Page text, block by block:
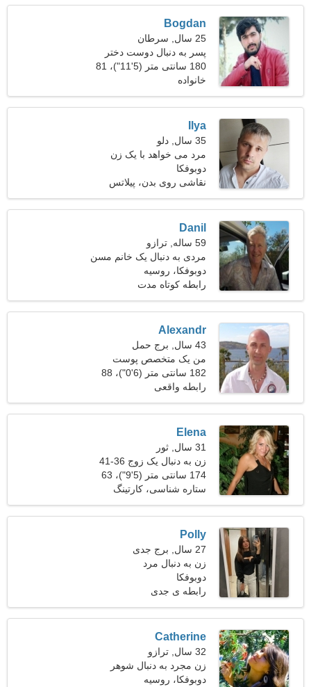
Bogdan
25 سال, سرطان
پسر به دنبال دوست دختر
است
180 سانتی متر (5'11")، 81
کیلوگرم (178 پوند)
خانواده
Ilya
35 سال, دلو
مرد می خواهد با یک زن
ملاقات کند 27-33
دوبوفکا
نقاشی روی بدن، پیلاتس
Danil
59 ساله, ترازو
مردی به دنبال یک خانم مسن
49-55
دوبوفکا، روسیه
رابطه کوتاه مدت
Alexandr
43 سال, برج حمل
من یک متخصص پوست
هستم، به یک خانم رویایی نیاز
دارم
182 سانتی متر (6'0")، 88
کیلوگرم (194 پوند)
رابطه واقعی
Elena
31 سال, ثور
زن به دنبال یک زوج 36-41
174 سانتی متر (5'9")، 63
کیلوگرم (138 پوند)
ستاره شناسی، کارتینگ
Polly
27 سال, برج جدی
زن به دنبال مرد
دوبوفکا
رابطه ی جدی
Catherine
32 سال, ترازو
زن مجرد به دنبال شوهر
دوبوفکا، روسیه